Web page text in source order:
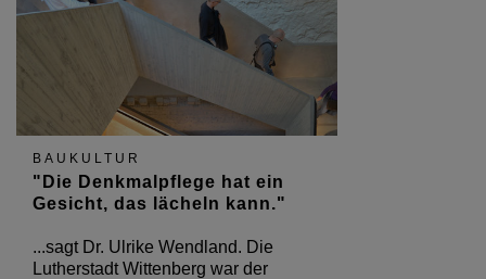
BAUKULTUR
"Die Denkmalpflege hat ein
Gesicht, das lächeln kann."
...sagt Dr. Ulrike Wendland. Die
Lutherstadt Wittenberg war der